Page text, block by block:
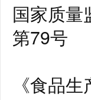
国家质量
第79号
《食品